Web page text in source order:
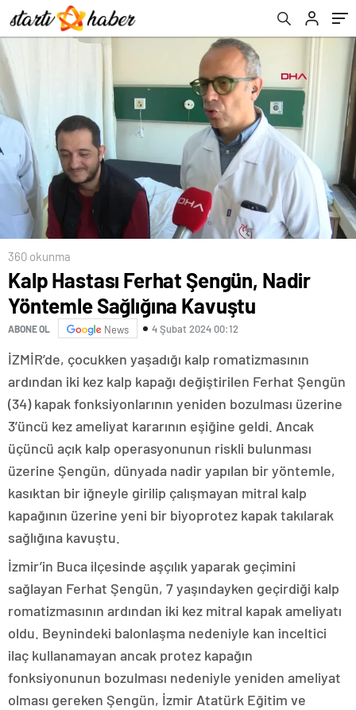
360 okunma
Kalp Hastası Ferhat Şengün, Nadir
Yöntemle Sağlığına Kavuştu
ABONE OL News 4 Şubat 2024 00:12
İZMİR’de, çocukken yaşadığı kalp romatizmasının
ardından iki kez kalp kapağı değiştirilen Ferhat Şengün
(34) kapak fonksiyonlarının yeniden bozulması üzerine
3’üncü kez ameliyat kararının eşiğine geldi. Ancak
üçüncü açık kalp operasyonunun riskli bulunması
üzerine Şengün, dünyada nadir yapılan bir yöntemle,
kasıktan bir iğneyle girilip çalışmayan mitral kalp
kapağının üzerine yeni bir biyoprotez kapak takılarak
sağlığına kavuştu.
İzmir’in Buca ilçesinde aşçılık yaparak geçimini
sağlayan Ferhat Şengün, 7 yaşındayken geçirdiği kalp
romatizmasının ardından iki kez mitral kapak ameliyatı
oldu. Beynindeki balonlaşma nedeniyle kan inceltici
ilaç kullanamayan ancak protez kapağın
fonksiyonunun bozulması nedeniyle yeniden ameliyat
olması gereken Şengün, İzmir Atatürk Eğitim ve